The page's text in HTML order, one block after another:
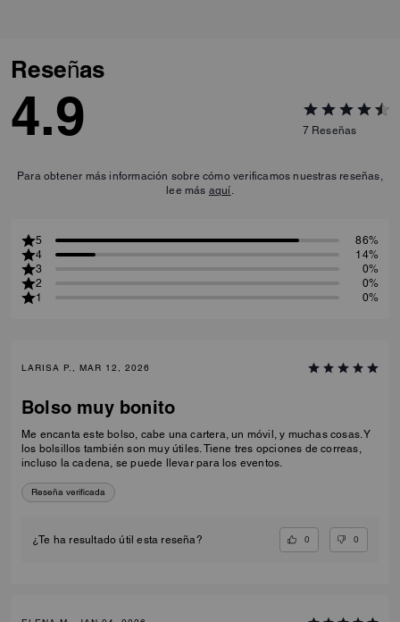
Reseñas
4.9 7 Reseñas
Para obtener más información sobre cómo verificamos nuestras reseñas,
lee más aquí
5
86%
4
14%
3
0%
2
0%
1
0%
LARISA P., MAR 12, 2026
Bolso muy bonito
Me encanta este bolso, cabe una cartera, un móvil, y muchas cosas. Y
los bolsillos también son muy útiles. Tiene tres opciones de correas,
incluso la cadena, se puede llevar para los eventos.
Reseña verificada
¿Te ha resultado útil esta reseña? 0 0